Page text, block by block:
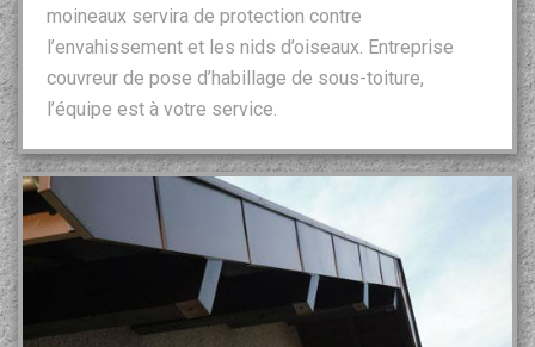
moineaux servira de protection contre
l’envahissement et les nids d’oiseaux. Entreprise
couvreur de pose d’habillage de sous-toiture,
l’équipe est à votre service.